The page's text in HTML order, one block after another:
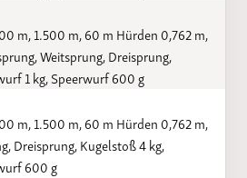
m, 1.500 m, 60 m Hürden 0,762 m,
Weitsprung, Dreisprung,
1 kg, Speerwurf 600 g
m, 1.500 m, 60 m Hürden 0,762 m,
Dreisprung, Kugelstoß 4 kg,
600 g